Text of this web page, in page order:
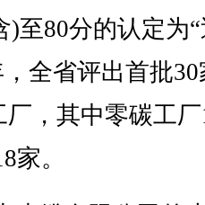
)至80分的认定为
全省评出首批
，其中零碳工厂
家。